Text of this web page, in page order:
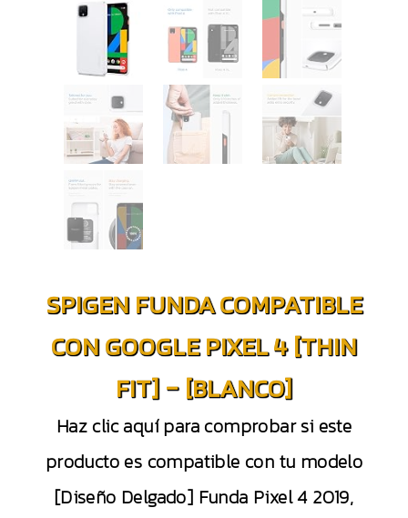
SPIGEN FUNDA COMPATIBLE
CON GOOGLE PIXEL 4 [THIN
FIT] – [BLANCO]
Haz clic aquí para comprobar si este
producto es compatible con tu modelo
[Diseño Delgado] Funda Pixel 4 2019,